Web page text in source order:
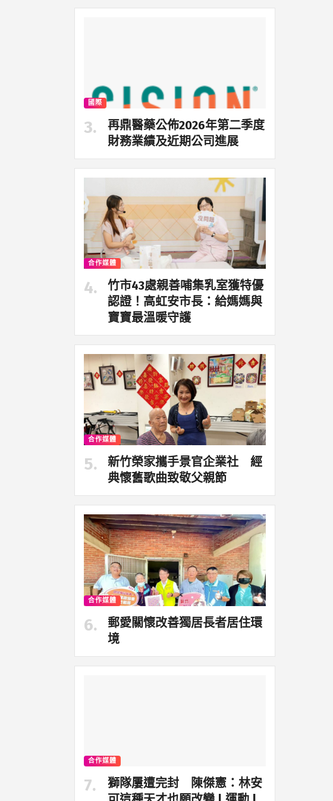
國際
再鼎醫藥公佈2026年第二季度
財務業績及近期公司進展
合作媒體
竹市43處親善哺集乳室獲特優
認證！高虹安市長：給媽媽與
寶寶最溫暖守護
合作媒體
新竹榮家攜手景官企業社 經
典懷舊歌曲致敬父親節
合作媒體
郵愛關懷改善獨居長者居住環
境
合作媒體
獅隊屢遭完封 陳傑憲：林安